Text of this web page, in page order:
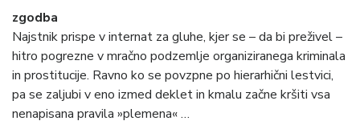
zgodba
Najstnik prispe v internat za gluhe, kjer se – da bi preživel –
hitro pogrezne v mračno podzemlje organiziranega kriminala
in prostitucije. Ravno ko se povzpne po hierarhični lestvici,
pa se zaljubi v eno izmed deklet in kmalu začne kršiti vsa
nenapisana pravila »plemena« …